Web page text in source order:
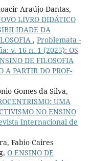
Araújo Dantas,
LIVRO DIDÁTICO
DA
, Problemata -
v. 16 n. 1 (2025): OS
DE FILOSOFIA
A PARTIR DO PROF-
Gomes da Silva,
UMA
NO ENSINO
Internacional de
Fabio Caires
O ENSINO DE